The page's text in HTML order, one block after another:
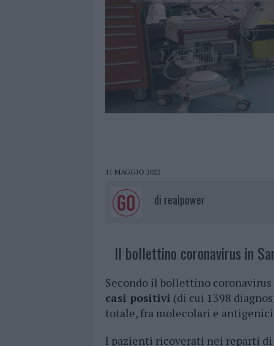
11 MAGGIO 2022
di realpower
Il bollettino coronavirus in
Secondo il bollettino
casi positivi (di cui 1398
totale, fra molecolari e
I pazienti ricoverati nei reparti di